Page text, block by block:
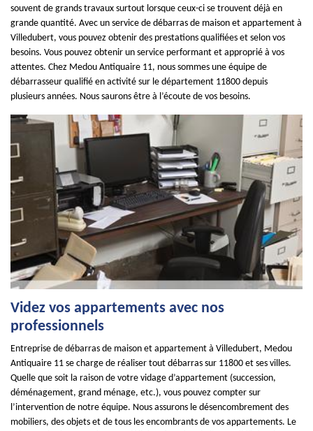
souvent de grands travaux surtout lorsque ceux-ci se trouvent déjà en
grande quantité. Avec un service de débarras de maison et appartement à
Villedubert, vous pouvez obtenir des prestations qualifiées et selon vos
besoins. Vous pouvez obtenir un service performant et approprié à vos
attentes. Chez Medou Antiquaire 11, nous sommes une équipe de
débarrasseur qualifié en activité sur le département 11800 depuis
plusieurs années. Nous saurons être à l’écoute de vos besoins.
Videz vos appartements avec nos
professionnels
Entreprise de débarras de maison et appartement à Villedubert, Medou
Antiquaire 11 se charge de réaliser tout débarras sur 11800 et ses villes.
Quelle que soit la raison de votre vidage d’appartement (succession,
déménagement, grand ménage, etc.), vous pouvez compter sur
l’intervention de notre équipe. Nous assurons le désencombrement des
mobiliers, des objets et de tous les encombrants de vos appartements. Le